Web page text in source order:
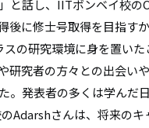
と話し、IITボンベイ校
後に修士号取得を目指す
の研究環境に身を置い
研究者の方々との出会い
。発表者の多くは学んだ
Adarshさんは、将来の